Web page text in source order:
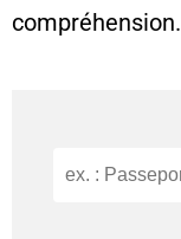
compréhension.